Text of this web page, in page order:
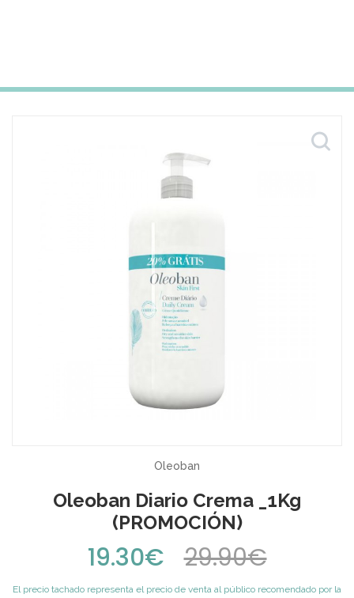
Oleoban
Oleoban Diario Crema _1Kg
(PROMOCIÓN)
19.30€ 29.90€
El precio tachado representa el precio de venta al público recomendado por la